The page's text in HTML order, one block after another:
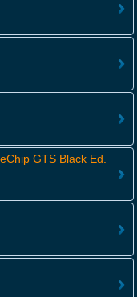
GTS Black Ed.